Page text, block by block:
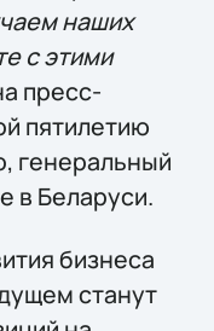
наших
с этими
пресс-
пятилетию
генеральный
в Беларуси.
бизнеса
станут